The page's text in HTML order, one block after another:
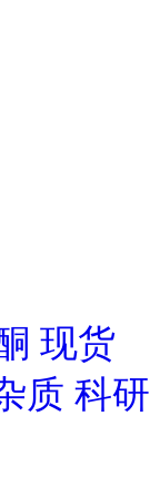
现货
质 科研